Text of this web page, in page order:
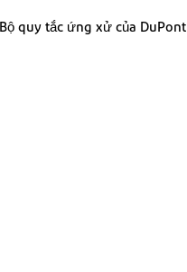
Bộ quy tắc ứng xử của DuPont